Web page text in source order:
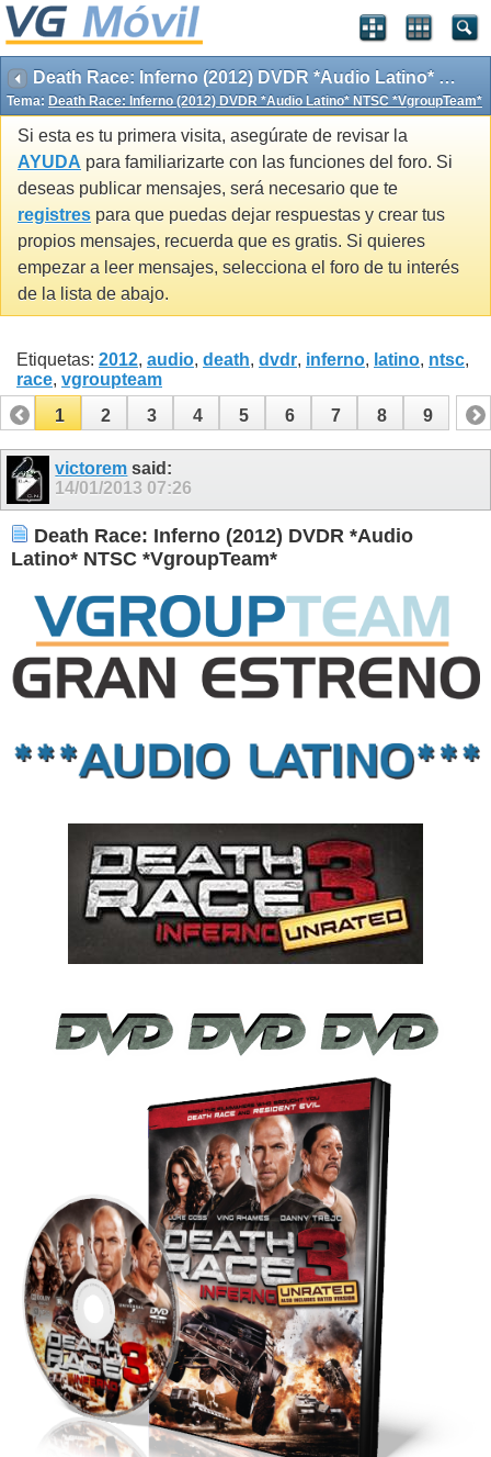
Death Race: Inferno (2012) DVDR *Audio Latino* NTSC *VgroupTeam*
Tema: Death Race: Inferno (2012) DVDR *Audio Latino* NTSC *VgroupTeam*
Si esta es tu primera visita, asegúrate de revisar la
AYUDA para familiarizarte con las funciones del foro. Si
deseas publicar mensajes, será necesario que te
registres para que puedas dejar respuestas y crear tus
propios mensajes, recuerda que es gratis. Si quieres
empezar a leer mensajes, selecciona el foro de tu interés
de la lista de abajo.
Etiquetas: 2012, audio, death, dvdr, inferno, latino, ntsc,
race, vgroupteam
1
2 3 4 5 6 7 8 9
victorem said:
14/01/2013 07:26
Death Race: Inferno (2012) DVDR *Audio
Latino* NTSC *VgroupTeam*